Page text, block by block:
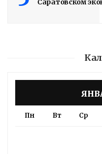
Саратовском
Пн Вт Ср